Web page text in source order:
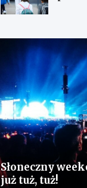
Słoneczny
już tuż, tuż!